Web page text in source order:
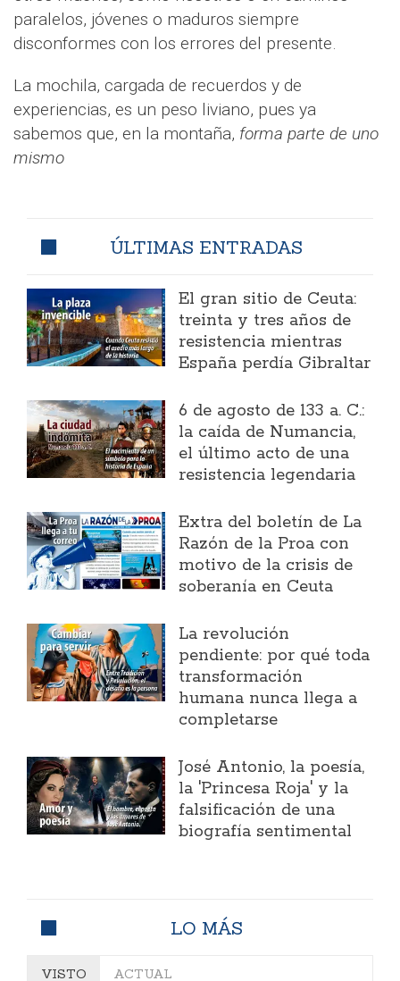
paralelos, jóvenes o maduros siempre
disconformes con los errores del presente.
La mochila, cargada de recuerdos y de
experiencias, es un peso liviano, pues ya
sabemos que, en la montaña, forma parte de uno
mismo
ÚLTIMAS ENTRADAS
El gran sitio de Ceuta:
treinta y tres años de
resistencia mientras
España perdía Gibraltar
6 de agosto de 133 a. C.:
la caída de Numancia,
el último acto de una
resistencia legendaria
Extra del boletín de La
Razón de la Proa con
motivo de la crisis de
soberanía en Ceuta
La revolución
pendiente: por qué toda
transformación
humana nunca llega a
completarse
José Antonio, la poesía,
la 'Princesa Roja' y la
falsificación de una
biografía sentimental
LO MÁS
VISTO ACTUAL